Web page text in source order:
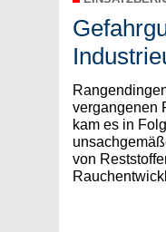
vergangenen
kam es in
von